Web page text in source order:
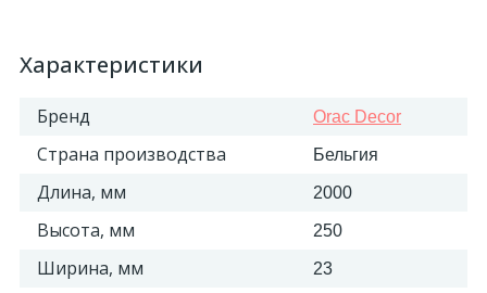
Характеристики
Бренд Orac Decor
Страна производства Бельгия
Длина, мм 2000
Высота, мм 250
Ширина, мм 23